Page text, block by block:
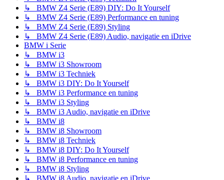
↳ BMW Z4 Serie (E89) DIY: Do It Yourself
↳ BMW Z4 Serie (E89) Performance en tuning
↳ BMW Z4 Serie (E89) Styling
↳ BMW Z4 Serie (E89) Audio, navigatie en iDrive
BMW i Serie
↳ BMW i3
↳ BMW i3 Showroom
↳ BMW i3 Techniek
↳ BMW i3 DIY: Do It Yourself
↳ BMW i3 Performance en tuning
↳ BMW i3 Styling
↳ BMW i3 Audio, navigatie en iDrive
↳ BMW i8
↳ BMW i8 Showroom
↳ BMW i8 Techniek
↳ BMW i8 DIY: Do It Yourself
↳ BMW i8 Performance en tuning
↳ BMW i8 Styling
↳ BMW i8 Audio, navigatie en iDrive